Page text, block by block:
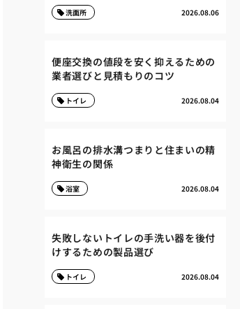
2026.08.06
洗面所
便座交換の値段を安く抑えるための
業者選びと見積もりのコツ
2026.08.04
トイレ
お風呂の排水溝つまりと住まいの精
神衛生の関係
2026.08.04
浴室
失敗しないトイレの手洗い器を後付
けするための製品選び
2026.08.04
トイレ